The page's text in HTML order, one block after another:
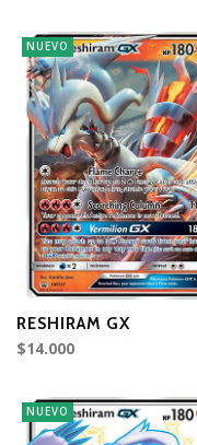
NUEVO
RESHIRAM GX
$14.000
NUEVO